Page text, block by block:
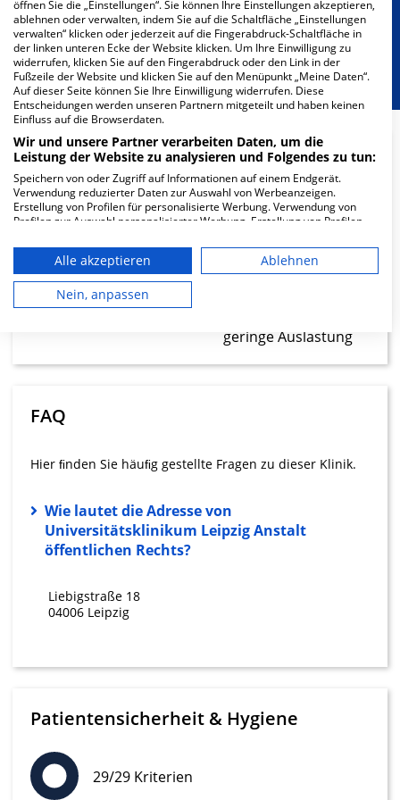
Berücksichtigung von besonderem
Ernährungsbedarf
14.91
Ärzte
22.46
Pfleger
geringe Auslastung
FAQ
Hier ﬁnden Sie häuﬁg gestellte Fragen zu dieser Klinik.
Wie lautet die Adresse von
Universitätsklinikum Leipzig Anstalt
öffentlichen Rechts?
Liebigstraße 18
04006 Leipzig
Patientensicherheit & Hygiene
29/29 Kriterien
öffnen Sie die „Einstellungen“. Sie können Ihre Einstellungen akzeptieren,
ablehnen oder verwalten, indem Sie auf die Schaltfläche „Einstellungen
verwalten“ klicken oder jederzeit auf die Fingerabdruck-Schaltfläche in
der linken unteren Ecke der Website klicken. Um Ihre Einwilligung zu
widerrufen, klicken Sie auf den Fingerabdruck oder den Link in der
Fußzeile der Website und klicken Sie auf den Menüpunkt „Meine Daten“.
Auf dieser Seite können Sie Ihre Einwilligung widerrufen. Diese
Entscheidungen werden unseren Partnern mitgeteilt und haben keinen
Einfluss auf die Browserdaten.
Wir und unsere Partner verarbeiten Daten, um die
Leistung der Website zu analysieren und Folgendes zu tun:
Speichern von oder Zugriff auf Informationen auf einem Endgerät.
Verwendung reduzierter Daten zur Auswahl von Werbeanzeigen.
Erstellung von Profilen für personalisierte Werbung. Verwendung von
Profilen zur Auswahl personalisierter Werbung. Erstellung von Profilen
personalisierter Inhalte. Messung der Werbeleistung. Messung der
Performance von Inhalten. Analyse von Zielgruppen durch Statistiken
oder Kombinationen von Daten aus verschiedenen Quellen. Entwicklung
und Verbesserung der Angebote. Verwendung reduzierter Daten zur
Auswahl von Inhalten.
Website/App.
Wir nutzen Ihre Daten für folgende Zwecke:
Speichern von oder Zugriff auf
Verwendung reduzierter Daten zur Auswahl
von Werbeanzeigen
Verwendung von Profilen zur Auswahl
Erstellung von Profilen zur Personalisierung
Verwendung von Profilen zur Auswahl
Messung der Werbeleistung
Alle akzeptieren
Ablehnen
Nein, anpassen